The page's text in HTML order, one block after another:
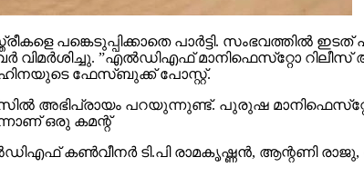
പാര്‍ട്ടി. സംഭവത്തില്‍ ഇടത്
വിമര്‍ശിച്ചു. ”എല്‍ഡിഎഫ് മാനിഫെസ്‌റ്റോ
ഫേസ്ബുക്ക് പോസ്റ്റ്.
അഭിപ്രായം പറയുന്നുണ്ട്. പുരുഷ
ഒരു കമന്റ്
കണ്‍വീനര്‍ ടി.പി രാമകൃഷ്ണന്‍, ആന്റണി